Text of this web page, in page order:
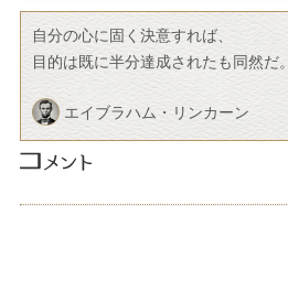
自分の心に固く決意すれば、
目的は既に半分達成されたも同然だ。
エイブラハム・リンカーン